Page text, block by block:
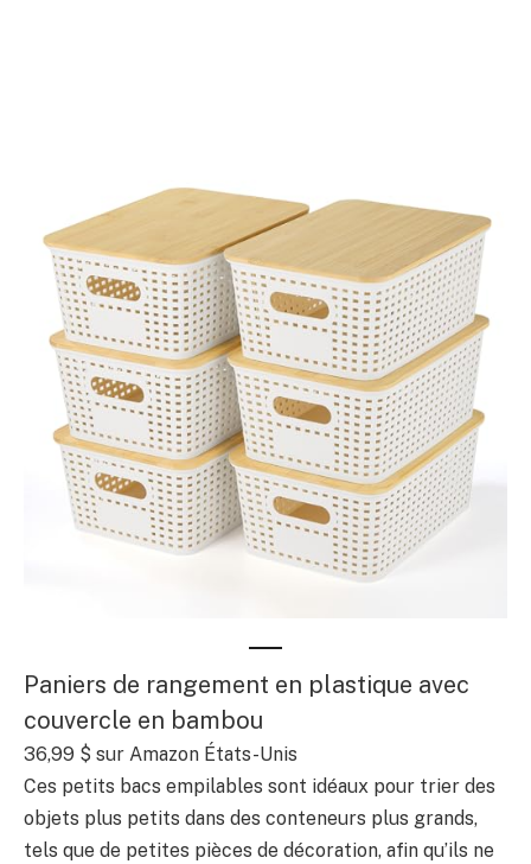
Paniers de rangement en plastique avec
couvercle en bambou
36,99 $ sur Amazon États-Unis
Ces petits bacs empilables sont idéaux pour trier des
objets plus petits dans des conteneurs plus grands,
tels que de petites pièces de décoration, afin qu’ils ne